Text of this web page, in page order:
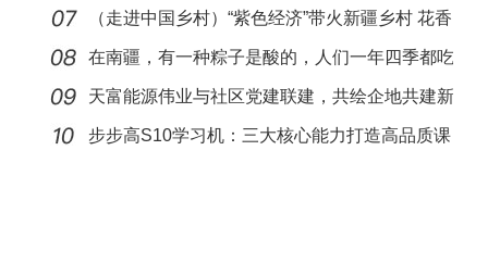
（走进中国乡村）“紫色经济”带火新疆乡村 花香
田
在南疆，有一种粽子是酸的，人们一年四季都吃
它
天富能源伟业与社区党建联建，共绘企地共建新
画卷
步步高S10学习机：三大核心能力打造高品质课